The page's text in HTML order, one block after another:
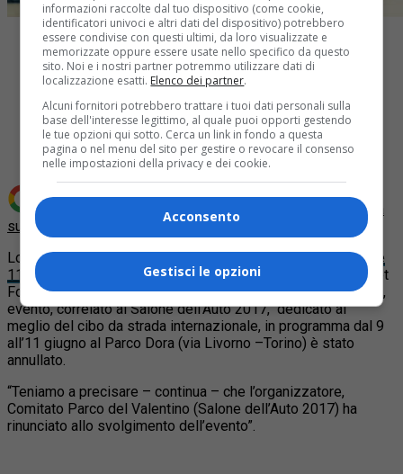
Share
Tweet
Aggiungi Quotidiano Piemontese come
Fonte preferita
su Google
Lo S treet Food Parade, in programma al parco Dora il 9, 10 e
11 giugno 2017
, è stato annullato. Spiega International Street
Food, infatti che “con rammarico il “Parco Dora Street Food “,
evento, correlato al Salone dell’Auto 2017,dedicato al
meglio del cibo da strada internazionale, in programma dal 9
all’11 giugno al Parco Dora (via Livorno –Torino) è stato
annullato.
“Teniamo a precisare – continua – che l’organizzatore,
Comitato Parco del Valentino (Salone dell’Auto 2017) ha
rinunciato allo svolgimento dell’evento”.
informazioni raccolte dal tuo dispositivo (come cookie,
identificatori univoci e altri dati del dispositivo) potrebbero
essere condivise con questi ultimi, da loro visualizzate e
memorizzate oppure essere usate nello specifico da questo
sito. Noi e i nostri partner potremmo utilizzare dati di
localizzazione esatti. Elenco dei partner.
Alcuni fornitori potrebbero trattare i tuoi dati personali sulla
base dell'interesse legittimo, al quale puoi opporti gestendo
le tue opzioni qui sotto. Cerca un link in fondo a questa
pagina o nel menu del sito per gestire o revocare il consenso
nelle impostazioni della privacy e dei cookie.
Acconsento
Gestisci le opzioni